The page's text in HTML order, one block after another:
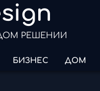
РЕШЕНИИ
БИЗНЕС ДОМ